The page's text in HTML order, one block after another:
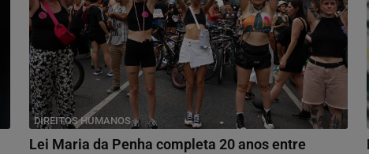
DIREITOS HUMANOS
Lei Maria da Penha completa 20 anos entre